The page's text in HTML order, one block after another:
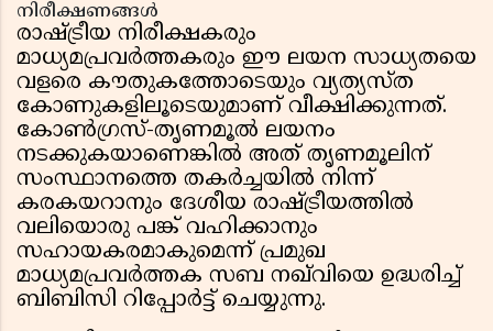
നിരീക്ഷണങ്ങൾ
രാഷ്ട്രീയ നിരീക്ഷകരും
മാധ്യമപ്രവർത്തകരും ഈ ലയന സാധ്യതയെ
വളരെ കൗതുകത്തോടെയും വ്യത്യസ്ത
കോണുകളിലൂടെയുമാണ് വീക്ഷിക്കുന്നത്.
കോൺഗ്രസ്-തൃണമൂൽ ലയനം
നടക്കുകയാണെങ്കിൽ അത് തൃണമൂലിന്
സംസ്ഥാനത്തെ തകർച്ചയിൽ നിന്ന്
കരകയറാനും ദേശീയ രാഷ്ട്രീയത്തിൽ
വലിയൊരു പങ്ക് വഹിക്കാനും
സഹായകരമാകുമെന്ന് പ്രമുഖ
മാധ്യമപ്രവർത്തക സബ നഖ്‌വിയെ ഉദ്ധരിച്ച്
ബിബിസി റിപ്പോർട്ട് ചെയ്യുന്നു.